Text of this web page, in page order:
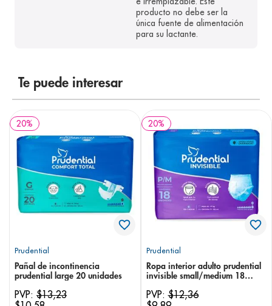
producto no debe ser la
única fuente de alimentación
para su lactante.
Te puede interesar
20%
Prudential
Pañal de incontinencia
prudential large 20 unidades
PVP: $13,23
20%
Prudential
Ropa interior adulto prudential
invisible small/medium 18
PVP:$12,36